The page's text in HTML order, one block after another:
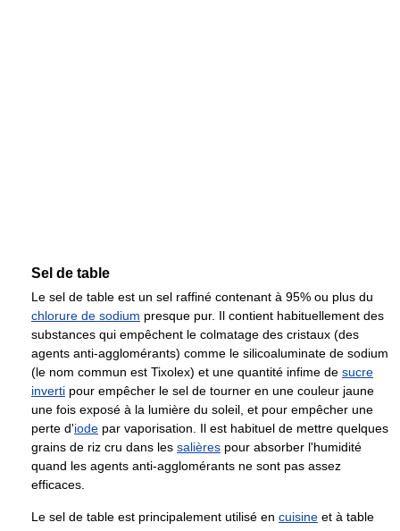
Sel de table
Le sel de table est un sel raffiné contenant à 95% ou plus du
chlorure de sodium presque pur. Il contient habituellement des
substances qui empêchent le colmatage des cristaux (des
agents anti-agglomérants) comme le silicoaluminate de sodium
(le nom commun est Tixolex) et une quantité infime de sucre
inverti pour empêcher le sel de tourner en une couleur jaune
une fois exposé à la lumière du soleil, et pour empêcher une
perte d'iode par vaporisation. Il est habituel de mettre quelques
grains de riz cru dans les salières pour absorber l'humidité
quand les agents anti-agglomérants ne sont pas assez
efficaces.
Le sel de table est principalement utilisé en cuisine et à table